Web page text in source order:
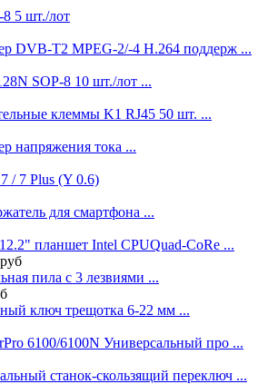
5 шт./лот
DVB-T2 MPEG-2/-4 H.264 поддерж ...
SOP-8 10 шт./лот ...
клеммы K1 RJ45 50 шт. ...
напряжения тока ...
/ 7 Plus (Y 0.6)
для смартфона ...
планшет Intel CPUQuad-CoRe ...
руб
пила с 3 лезвиями ...
ключ трещотка 6-22 мм ...
6100/6100N Универсальный про ...
станок-cкользящий переключ ...